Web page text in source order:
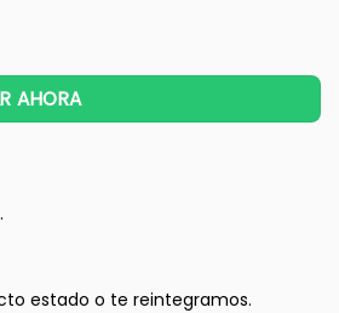
AHORA
estado o te reintegramos.